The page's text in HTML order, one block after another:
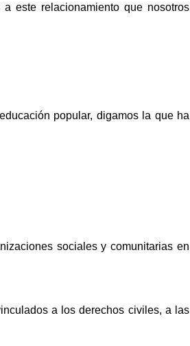
este relacionamiento que nosotros
popular, digamos la que ha
sociales y comunitarias en
a los derechos civiles, a las